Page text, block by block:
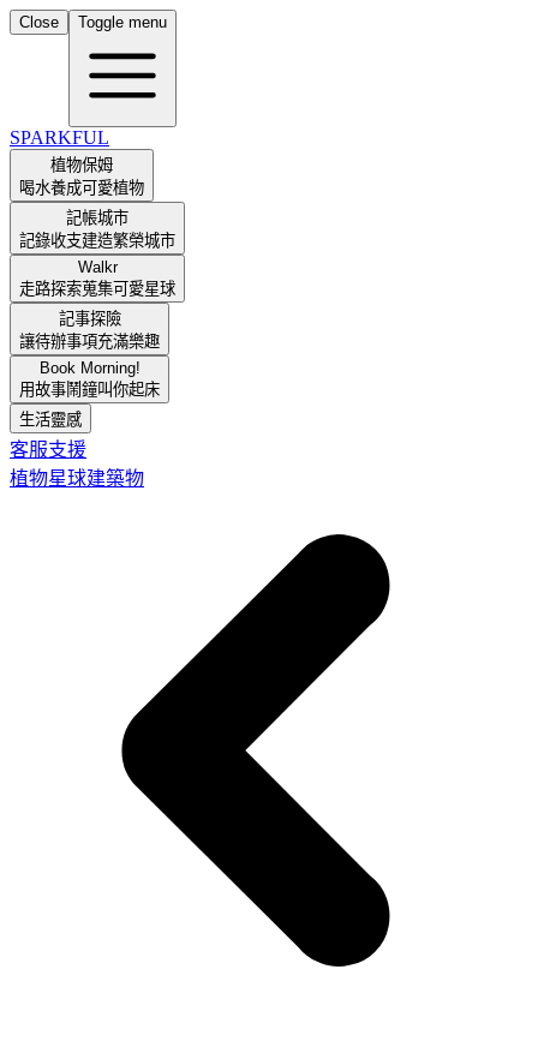
Close Toggle menu
SPARKFUL
植物保姆
喝水養成可愛植物
記帳城市
記錄收支建造繁榮城市
Walkr
走路探索蒐集可愛星球
記事探險
讓待辦事項充滿樂趣
Book Morning!
用故事鬧鐘叫你起床
生活靈感
客服支援
植物星球建築物